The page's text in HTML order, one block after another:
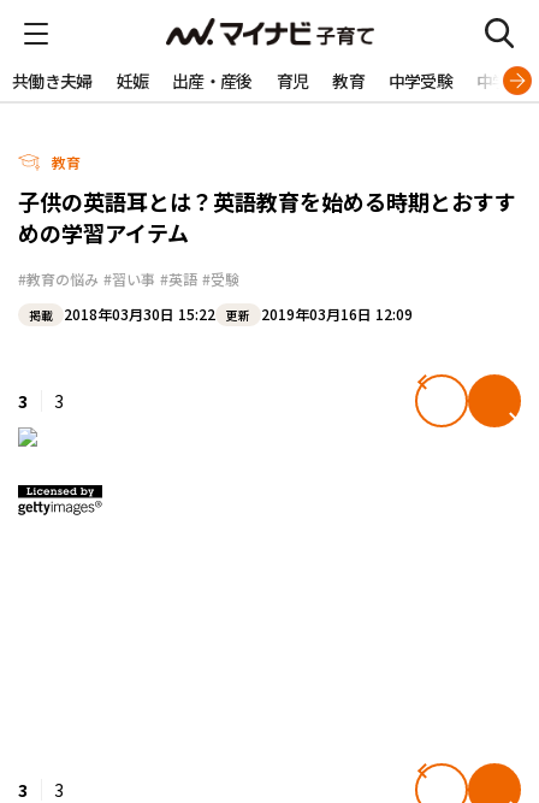
共働き夫婦 妊娠 出産・産後 育児 教育 中学受験 中学生
教育
子供の英語耳とは？英語教育を始める時期とおすす
めの学習アイテム
#教育の悩み #習い事 #英語 #受験
掲載 2018年03月30日 15:22 更新 2019年03月16日 12:09
3 3
3 3